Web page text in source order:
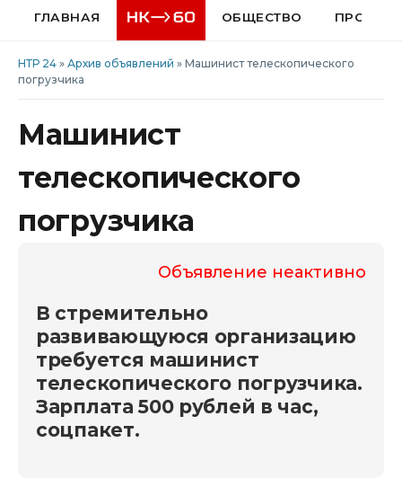
ГЛАВНАЯ ОБЩЕСТВО
НТР 24 » Архив объявлений » Машинист телескопического
погрузчика
Машинист
телескопического
погрузчика
Объявление неактивно
В стремительно
развивающуюся организацию
требуется машинист
телескопического погрузчика.
Зарплата 500 рублей в час,
соцпакет.